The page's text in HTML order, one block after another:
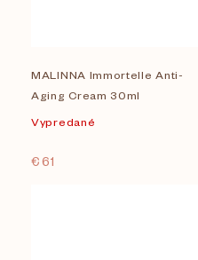
MALINNA Immortelle Anti-
Aging Cream 30ml
Vypredané
€61